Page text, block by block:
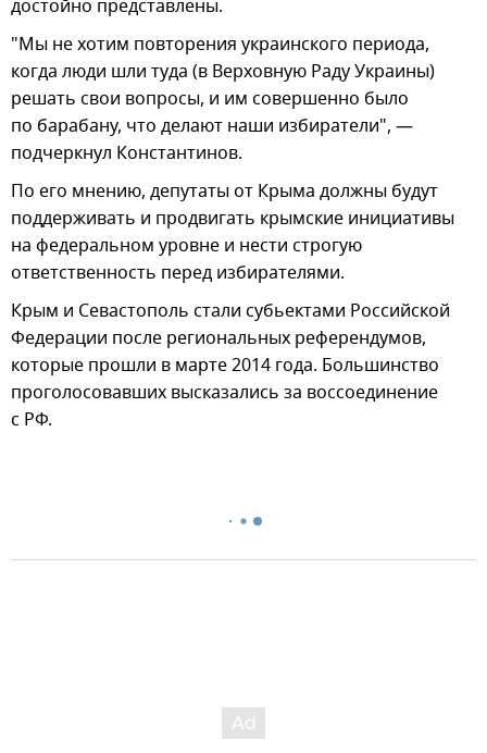
достойно представлены.
"Мы не хотим повторения украинского периода,
когда люди шли туда (в Верховную Раду Украины)
решать свои вопросы, и им совершенно было
по барабану, что делают наши избиратели", —
подчеркнул Константинов.
По его мнению, депутаты от Крыма должны будут
поддерживать и продвигать крымские инициативы
на федеральном уровне и нести строгую
ответственность перед избирателями.
Крым и Севастополь стали субьектами Российской
Федерации после региональных референдумов,
которые прошли в марте 2014 года. Большинство
проголосовавших высказались за воссоединение
с РФ.